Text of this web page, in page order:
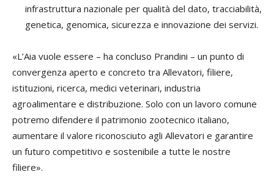
infrastruttura nazionale per qualità del dato, tracciabilità,
genetica, genomica, sicurezza e innovazione dei servizi.
«L’Aia vuole essere – ha concluso Prandini – un punto di
convergenza aperto e concreto tra Allevatori, filiere,
istituzioni, ricerca, medici veterinari, industria
agroalimentare e distribuzione. Solo con un lavoro comune
potremo difendere il patrimonio zootecnico italiano,
aumentare il valore riconosciuto agli Allevatori e garantire
un futuro competitivo e sostenibile a tutte le nostre
filiere».